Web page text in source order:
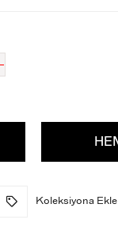
Koleksiyona Ekle